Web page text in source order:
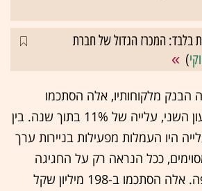
ב-72 שעות בלבד: המכרז הגדול של חברת
)
מלקוחותיו, אלה הסתכמו
במיליארד שקל ברבעון השני, עלייה של 11% בתוך שנה. בין
היו העמלות מפעילות בניירות ערך
ככל הנראה רק על החגיגה
בבורסה באותה תקופה. אלה הסתכמו ב-198 מיליון שקל